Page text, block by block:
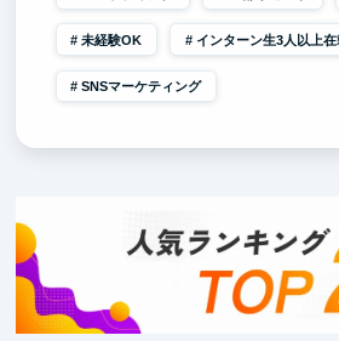
未経験OK インターン生3人以上在
SNSマーケティング